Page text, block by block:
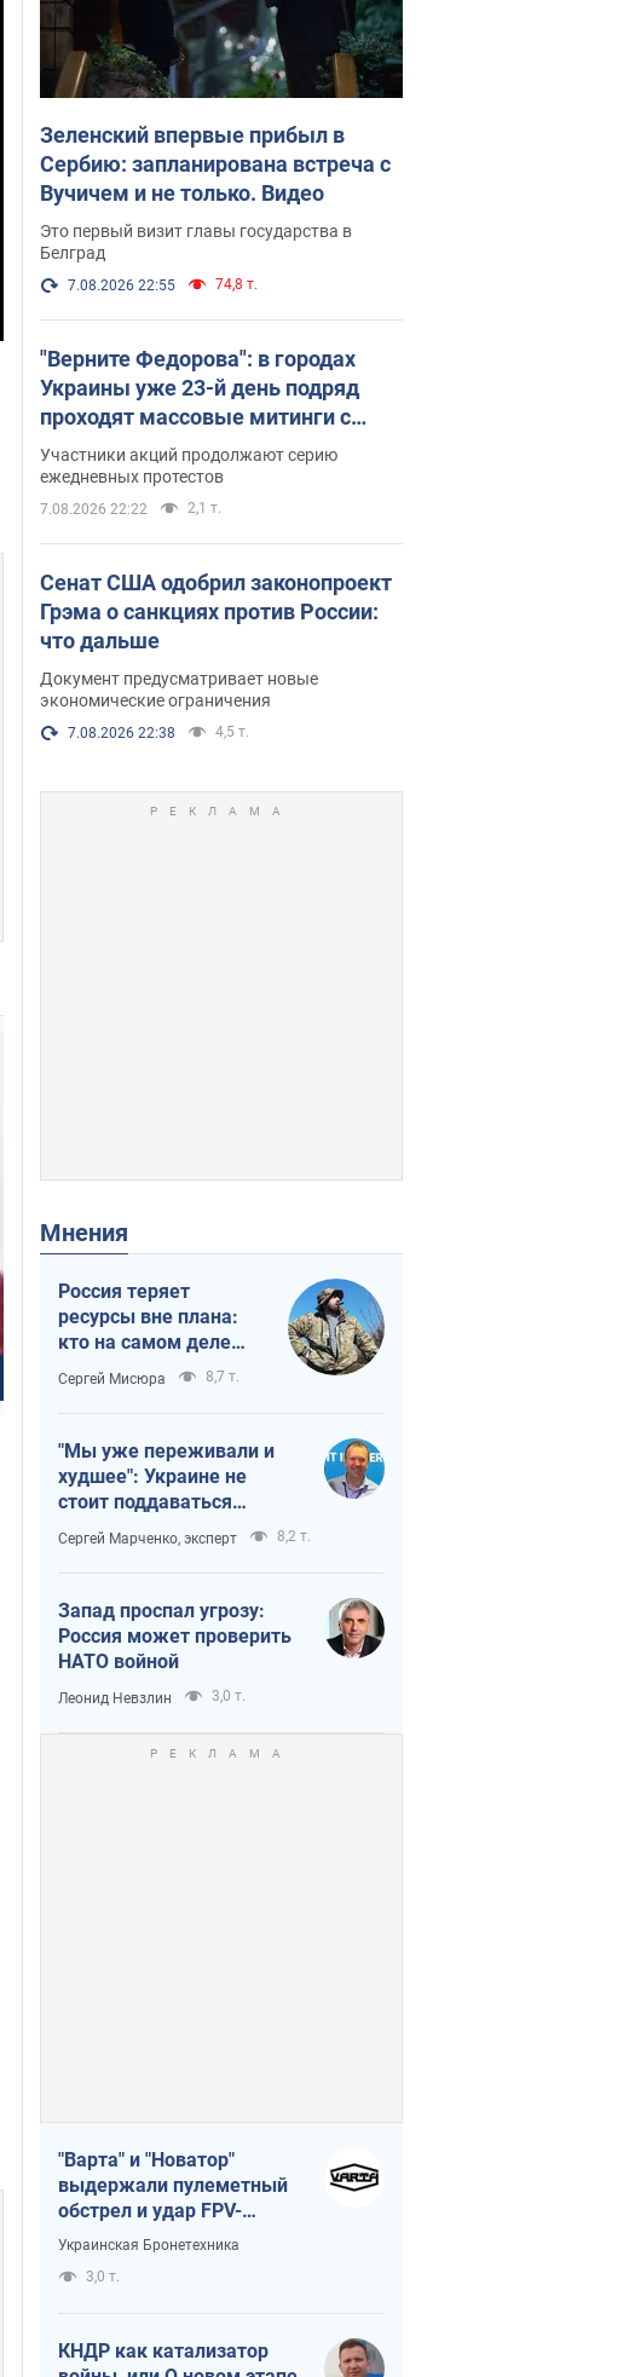
Зеленский впервые прибыл в
Сербию: запланирована встреча с
Вучичем и не только. Видео
Это первый визит главы государства в
Белград
7.08.2026 22:55 74,8 т.
"Верните Федорова": в городах
Украины уже 23-й день подряд
проходят массовые митинги с
плакатами. Фото и видео
Участники акций продолжают серию
ежедневных протестов
7.08.2026 22:22 2,1 т.
Сенат США одобрил законопроект
Грэма о санкциях против России:
что дальше
Документ предусматривает новые
экономические ограничения
7.08.2026 22:38 4,5 т.
Мнения
Россия теряет
ресурсы вне плана:
кто на самом деле
диктует темп войны
Сергей Мисюра 8,7 т.
"Мы уже переживали и
худшее": Украине не
стоит поддаваться
отчаянию из-за
ракетного террора
Сергей Марченко, эксперт 8,2 т.
Запад проспал угрозу:
Россия может проверить
НАТО войной
Леонид Невзлин 3,0 т.
"Варта" и "Новатор"
выдержали пулеметный
обстрел и удар FPV-
дрона, сохранив жизнь
Украинская Бронетехника
3,0 т.
КНДР как катализатор